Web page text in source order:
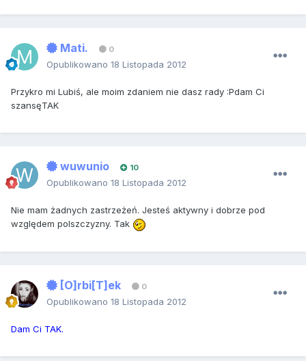
Mati. 0
Opublikowano 18 Listopada 2012
Przykro mi Lubiś, ale moim zdaniem nie dasz rady :Pdam Ci
szansęTAK
wuwunio 10
Opublikowano 18 Listopada 2012
Nie mam żadnych zastrzeżeń. Jesteś aktywny i dobrze pod
względem polszczyzny. Tak
[O]rbi[T]ek 0
Opublikowano 18 Listopada 2012
Dam Ci TAK.